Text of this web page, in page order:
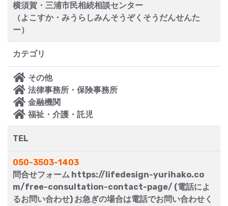
横須賀・三浦市民相続相談センター
（よこすか・みうらしみんそうぞくそうだんせんた
ー）
カテゴリ
その他
法律事務所・保険事務所
金融機関
福祉・介護・託児
TEL
050-3503-1403
問合せフォーム https://lifedesign-yurihako.co
m/free-consultation-contact-page/ (電話によ
るお問い合わせ) お急ぎの場合は電話でお問い合わせく